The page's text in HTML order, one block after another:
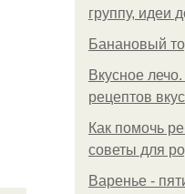
группу, идеи
Банановый
Вкусное
рецептов
Как помочь
советы для
Варенье -